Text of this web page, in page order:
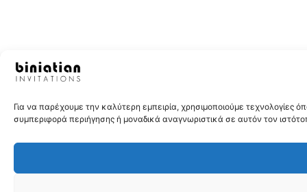
Για να παρέχουμε την καλύτερη εμπειρία, χρησιμοποιούμε
συμπεριφορά περιήγησης ή μοναδικά αναγνωριστικά σε αυτόν τον